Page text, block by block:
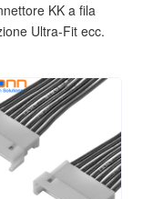
KK a fila
Ultra-Fit ecc.